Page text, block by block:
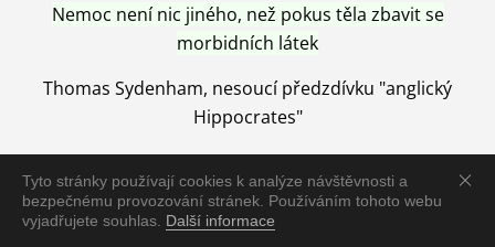
Tyto stránky používají cookies k analýze návštěvnosti a
bezpečnému provozování stránek. Používáním tohoto webu
vyjadřujete souhlas. Další informace
Nemoc není nic jiného, než pokus těla zbavit se
morbidních látek
Thomas Sydenham, nesoucí předzdívku "anglický
Hippocrates"
Nemoc je vyléčena jen pomocí Přírody, neutralizací a